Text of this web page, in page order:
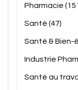
Pharmacie
Santé (47)
Santé & Bien-
Industrie
Santé au